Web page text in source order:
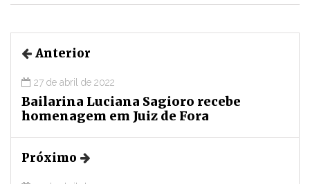
Anterior
27 de abril de 2022
Bailarina Luciana Sagioro recebe
homenagem em Juiz de Fora
Próximo